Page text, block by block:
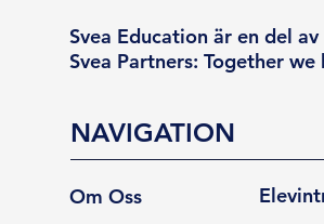
Svea Education är en del
Svea Partners: Together we
NAVIGATION
Om Oss